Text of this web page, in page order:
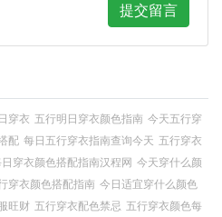
提交留言
穿衣 五行明日穿衣颜色指南 今天五行穿
配 每日五行穿衣指南查询今天 五行穿衣
穿衣颜色搭配指南汉程网 今天穿什么颜
穿衣颜色搭配指南 今日适宜穿什么颜色
旺财 五行穿衣配色禁忌 五行穿衣颜色每